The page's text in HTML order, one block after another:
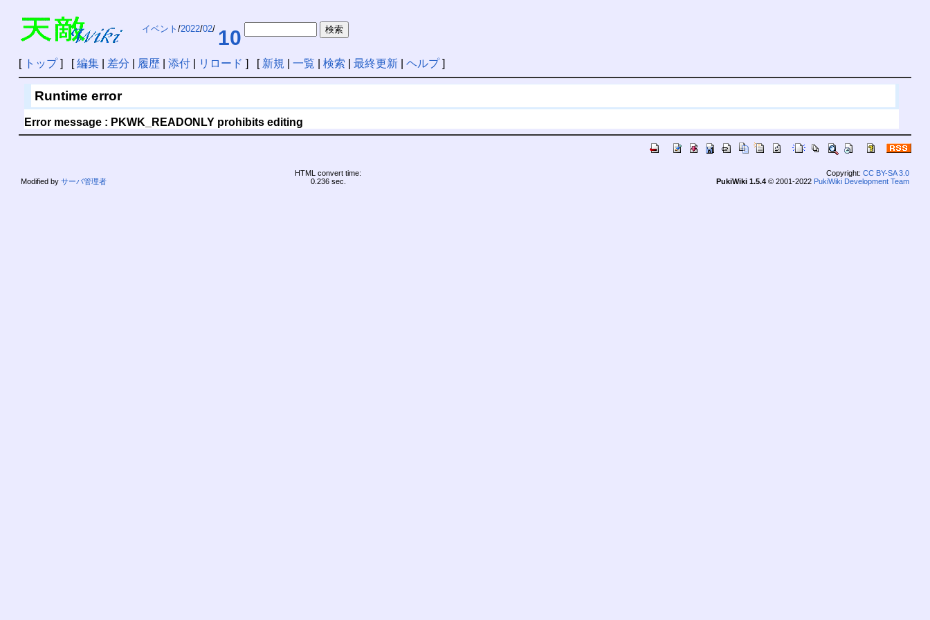
イベント /2022/02/ 10
[ トップ] [編集| 差分 履歴| 添付| リロード ] [ 新規 一覧 検索 最終更新| ヘルプ]
Runtime error
Error message : PKWK_READONLY prohibits editing
Modified by サーバ管理者
HTML convert time:
0.236 sec.
Copyright: CC BY-SA 3.0
PukiWiki 1.5.4© 2001-2022 PukiWiki Development Team